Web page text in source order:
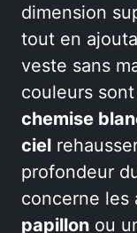
dimension
tout en
veste sans
couleurs
chemise
ciel
profondeur
concerne les
papillon ou